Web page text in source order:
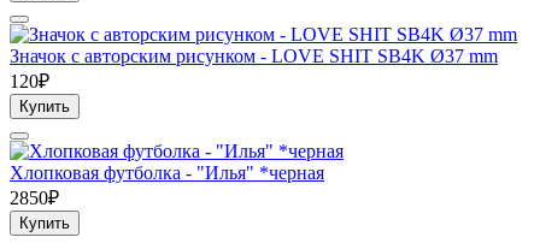
Значок с авторским рисунком - LOVE SHIT SB4K Ø37 mm
120₽
Купить
Хлопковая футболка - "Илья" *черная
2850₽
Купить